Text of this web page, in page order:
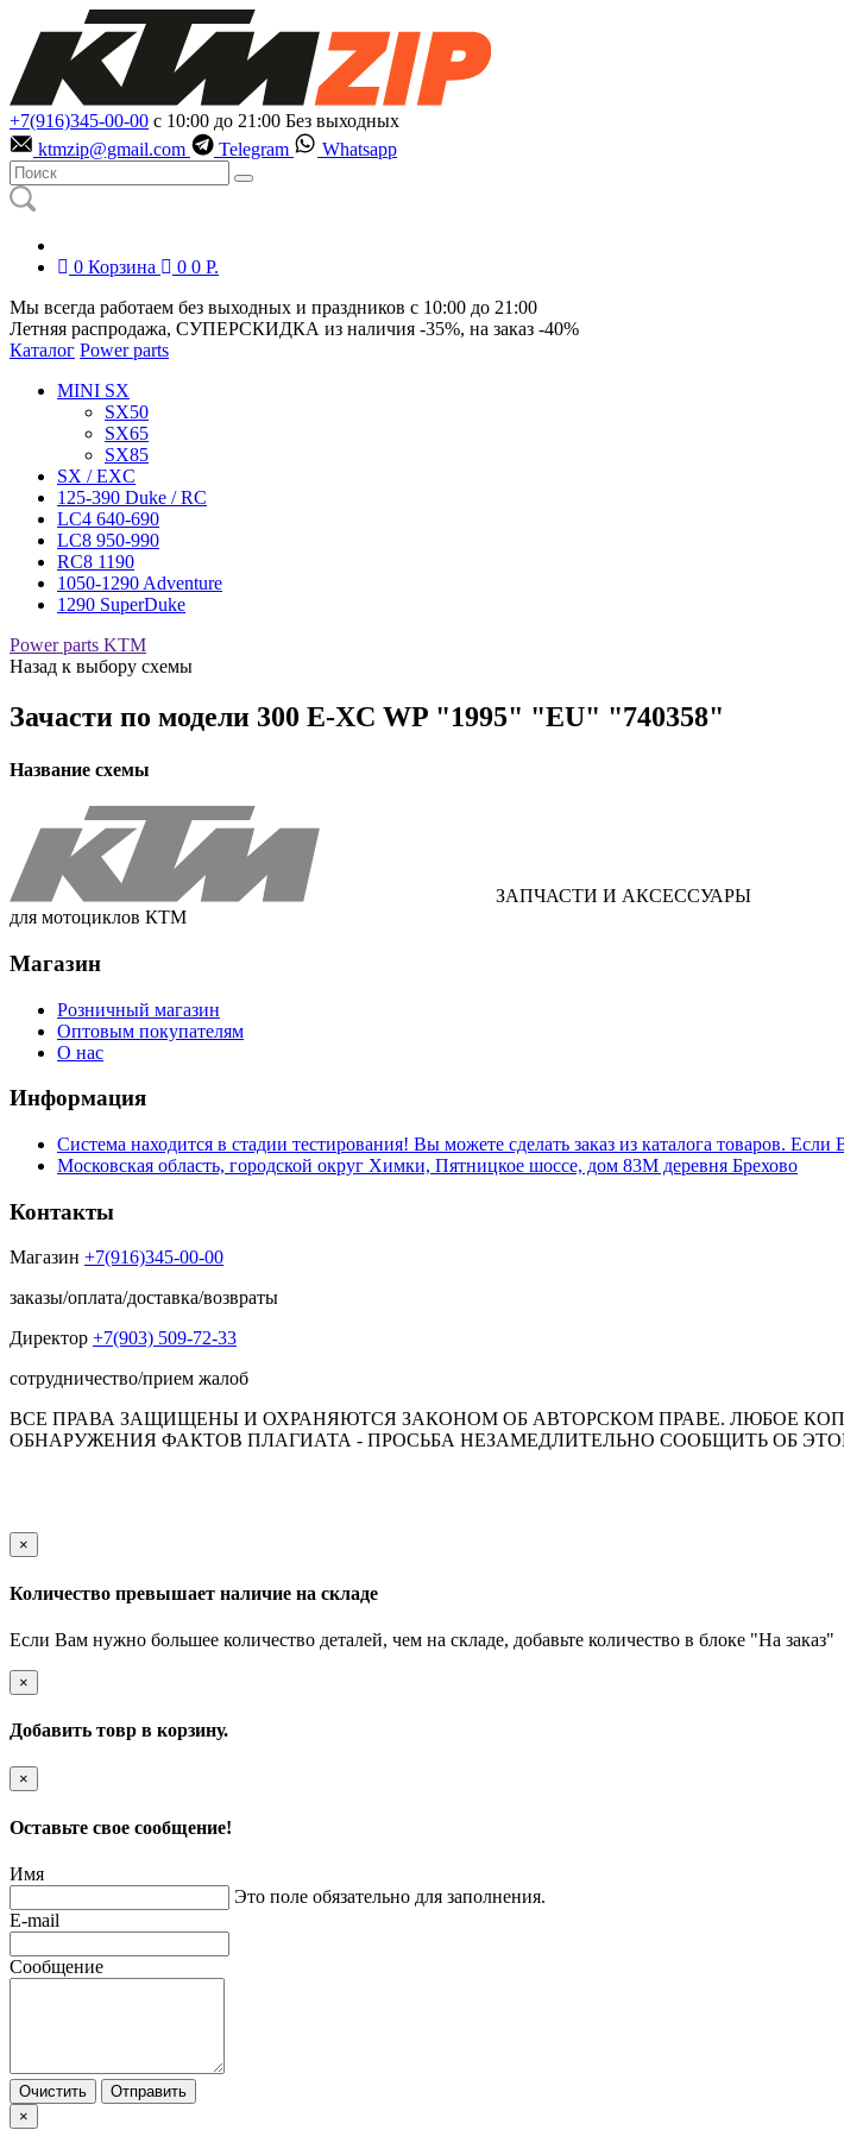
+7(916)345-00-00 с 10:00 до 21:00 Без выходных
ktmzip@gmail.com
Telegram Whatsapp
0 Корзина 0 0 Р.
Мы всегда работаем без выходных и праздников с 10:00 до 21:00
Летняя распродажа, СУПЕРСКИДКА из наличия -35%, на заказ -40%
Каталог Power parts
MINI SX
SX50
SX65
SX85
SX / EXC
125-390 Duke / RC
LC4 640-690
LC8 950-990
RC8 1190
1050-1290 Adventure
1290 SuperDuke
Power parts KTM
Назад к выбору схемы
Зачасти по модели 300 E-XC WP "1995" "EU" "740358"
Название схемы
ЗАПЧАСТИ И АКСЕССУАРЫ
для мотоциклов КТМ
Магазин
Розничный магазин
Оптовым покупателям
О нас
Информация
Система находится в стадии тестирования! Вы можете сделать заказ из каталога товаров.
Московская область, городской округ Химки, Пятницкое шоссе, дом 83М деревня Брехово
Контакты
Магазин +7(916)345-00-00
заказы/оплата/доставка/возвраты
Директор +7(903) 509-72-33
сотрудничество/прием жалоб
ВСЕ ПРАВА ЗАЩИЩЕНЫ И ОХРАНЯЮТСЯ ЗАКОНОМ ОБ АВТОРСКОМ ПРАВЕ. ЛЮБОЕ
ОБНАРУЖЕНИЯ ФАКТОВ ПЛАГИАТА - ПРОСЬБА НЕЗАМЕДЛИТЕЛЬНО СООБЩИТЬ ОБ
×
Количество превышает наличие на складе
Если Вам нужно большее количество деталей, чем на складе, добавьте количество в блоке "На заказ"
×
Добавить товр в корзину.
×
Оставьте свое сообщение!
Имя
Это поле обязательно для заполнения.
E-mail
Сообщение
Очистить
Отправить
×